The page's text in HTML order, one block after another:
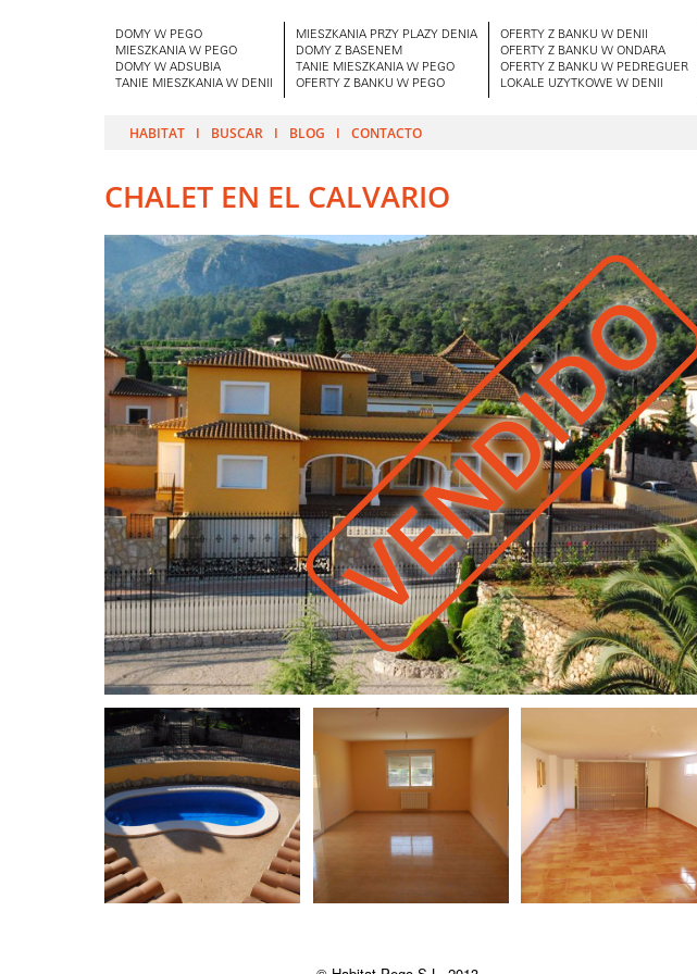
DOMY W PEGO
MIESZKANIA W PEGO
DOMY W ADSUBIA
TANIE MIESZKANIA W DENII
MIESZKANIA PRZY PLAZY DENIA
DOMY Z BASENEM
TANIE MIESZKANIA W PEGO
OFERTY Z BANKU W PEGO
OFERTY Z BANKU W DENII
OFERTY Z BANKU W ONDARA
OFERTY Z BANKU W PEDREGUER
LOKALE UZYTKOWE W DENII
HABITAT BUSCAR BLOG CONTACTO
CHALET EN EL CALVARIO
VENDIDO